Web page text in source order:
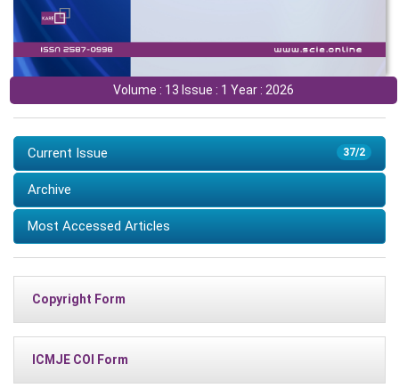
Volume : 13 Issue : 1 Year : 2026
37/2
Current Issue
Archive
Most Accessed Articles
Copyright Form
ICMJE COI Form